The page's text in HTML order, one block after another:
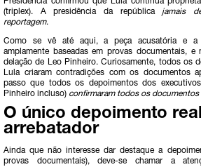
(triplex). A presidência da república jamais
reportagem.
Como se vê até aqui, a peça acusatória e a
amplamente baseadas em provas documentais, e
delação de Leo Pinheiro. Curiosamente, todos os
Lula criaram contradições com os documentos
passo que todos os depoimentos dos
Pinheiro incluso) confirmaram todos os documentos
O único depoimento
arrebatador
Ainda que não interesse dar destaque a
provas documentais), deve-se chamar a